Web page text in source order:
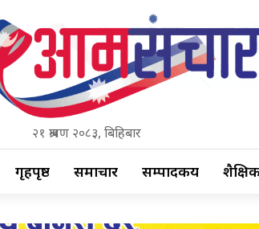
२१ श्रावण २०८३, बिहिबार
गृहपृष्ठ समाचार सम्पादकीय